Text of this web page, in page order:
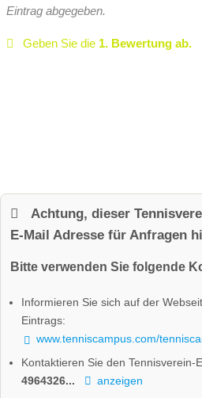
Eintrag abgegeben.
Geben Sie die 1. Bewertung ab.
Achtung, dieser
E-Mail Adresse für Anfragen
Bitte verwenden Sie folgende
Informieren Sie sich auf der
Eintrags:
www.tenniscampus.com/
Kontaktieren Sie den Tennisverein-
4964326...
anzeigen